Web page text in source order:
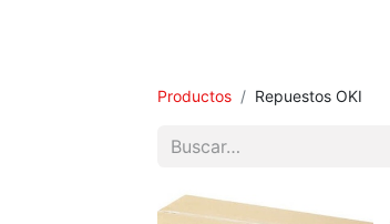
Productos Repuestos OKI